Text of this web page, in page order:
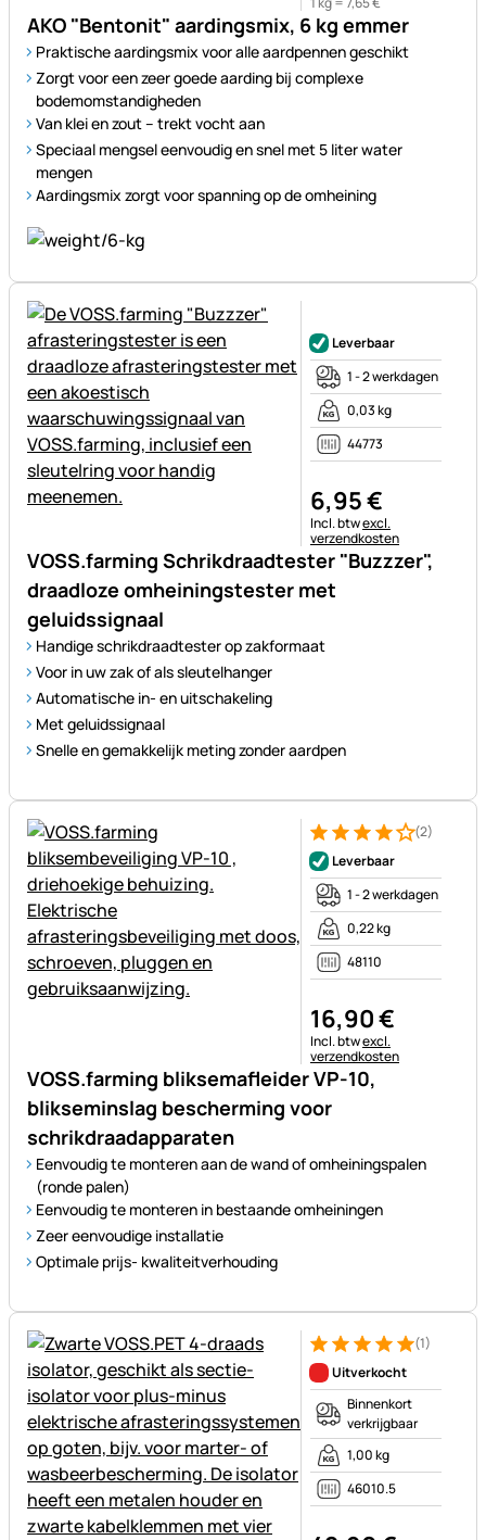
AKO "Bentonit" aardingsmix, 6 kg emmer
Praktische aardingsmix voor alle aardpennen geschikt
Zorgt voor een zeer goede aarding bij complexe
bodemomstandigheden
Van klei en zout – trekt vocht aan
Speciaal mengsel eenvoudig en snel met 5 liter water
mengen
Aardingsmix zorgt voor spanning op de omheining
VOSS.farming Schrikdraadtester "Buzzzer",
draadloze omheiningstester met
geluidssignaal
Handige schrikdraadtester op zakformaat
Voor in uw zak of als sleutelhanger
Automatische in- en uitschakeling
Met geluidssignaal
Snelle en gemakkelijk meting zonder aardpen
Leverbaar
1 - 2 werkdagen
0,03 kg
44773
6,95€
Belastinginformatie:
Incl. btwexcl.
verzendkosten
VOSS.farming bliksemafleider VP-10,
blikseminslag bescherming voor
schrikdraadapparaten
Eenvoudig te monteren aan de wand of omheiningspalen
(ronde palen)
Eenvoudig te monteren in bestaande omheiningen
Zeer eenvoudige installatie
Optimale prijs- kwaliteitverhouding
Beoordeling: 4 van 5 (2
2 Bewertungen
(2)
Leverbaar
1 - 2 werkdagen
0,22 kg
48110
16,90€
Belastinginformatie:
Incl. btwexcl.
verzendkosten
Beoordeling: 5 van 5 (1
1 Bewertung
(1)
Uitverkocht
Binnenkort
verkrijgbaar
1,00 kg
46010.5